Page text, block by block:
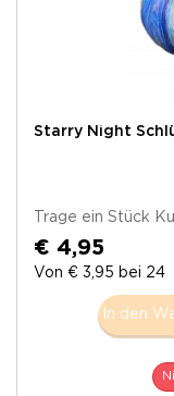
Starry Night
Trage ein Stück
€ 4,95
Von € 3,95 bei 24
In den